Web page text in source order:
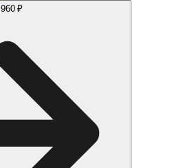
960 ₽